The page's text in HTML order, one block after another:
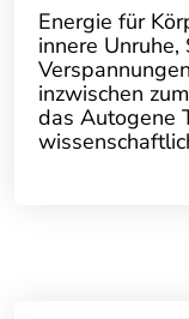
Energie für
innere
inzwischen
das Autogene